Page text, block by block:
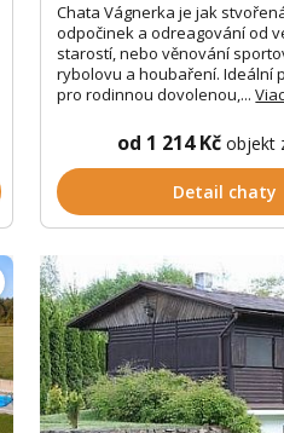
Chata Vágnerka je jak
odpočinek a odreagování od
starostí, nebo věnování
rybolovu a houbaření. Ideální
pro rodinnou dovolenou,...Viac
od 1 214 Kč objekt
Detail chaty